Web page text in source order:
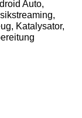
Auto,
Katalysator,